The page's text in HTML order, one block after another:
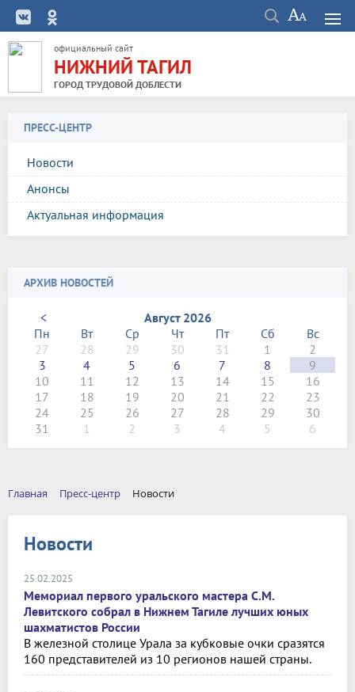
официальный сайт
НИЖНИЙ ТАГИЛ
ГОРОД ТРУДОВОЙ ДОБЛЕСТИ
ПРЕСС-ЦЕНТР
Новости
Анонсы
Актуальная информация
АРХИВ НОВОСТЕЙ
<
Август 2026
Пн
Вт Ср Чт Пт Сб
Вс
27
28 29 30 31 1
2
3
4 5 6 7 8
9
10
11 12 13 14 15
16
17
18 19 20 21 22
23
24
25 26 27 28 29
30
31
1 2 3 4 5 6
Главная Пресс-центр Новости
Новости
25.02.2025
Мемориал первого уральского мастера С.М.
Левитского собрал в Нижнем Тагиле лучших юных
шахматистов России
В железной столице Урала за кубковые очки сразятся
160 представителей из 10 регионов нашей страны.